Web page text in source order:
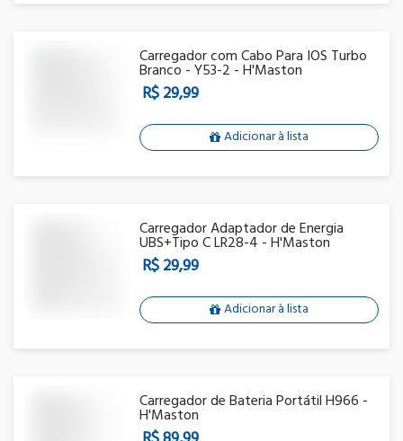
Carregador com Cabo Para IOS Turbo
Branco - Y53-2 - H'Maston
R$ 29,99
Adicionar à lista
Carregador Adaptador de Energia
UBS+Tipo C LR28-4 - H'Maston
R$ 29,99
Adicionar à lista
Carregador de Bateria Portátil H966 -
H'Maston